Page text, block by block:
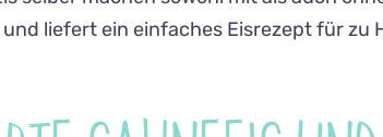
liefert ein einfaches Eisrezept für zu